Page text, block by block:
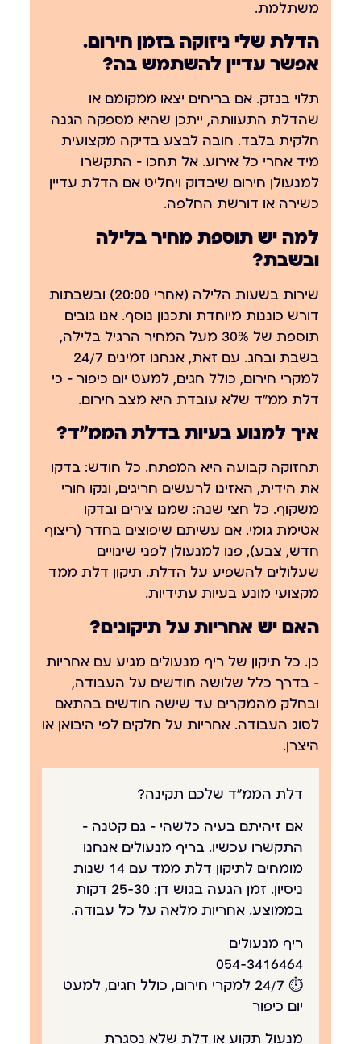
משתלמת.
הדלת שלי ניזוקה בזמן חירום.
אפשר עדיין להשתמש בה?
תלוי בנזק. אם בריחים יצאו ממקומם או
שהדלת התעוותה, ייתכן שהיא מספקה הגנה
חלקית בלבד. חובה לבצע בדיקה מקצועית
מיד אחרי כל אירוע. אל תחכו — התקשרו
למנעולן חירום שיבדוק ויחליט אם הדלת עדיין
כשירה או דורשת החלפה.
למה יש תוספת מחיר בלילה
ובשבת?
שירות בשעות הלילה (אחרי 20:00) ובשבתות
דורש כוננות מיוחדת ותכנון נוסף. אנו גובים
תוספת של 30% מעל המחיר הרגיל בלילה,
בשבת ובחג. עם זאת, אנחנו זמינים 24/7
למקרי חירום, כולל חגים, למעט יום כיפור — כי
דלת ממ״ד שלא עובדת היא מצב חירום.
איך למנוע בעיות בדלת הממ״ד?
תחזוקה קבועה היא המפתח. כל חודש: בדקו
את הידית, האזינו לרעשים חריגים, ונקו חורי
משקוף. כל חצי שנה: שמנו צירים ובדקו
אטימת גומי. אם עשיתם שיפוצים בחדר (ריצוף
חדש, צבע), פנו למנעולן לפני שינויים
שעלולים להשפיע על הדלת. תיקון דלת ממד
מקצועי מונע בעיות עתידיות.
האם יש אחריות על תיקונים?
כן. כל תיקון של ריף מנעולים מגיע עם אחריות
— בדרך כלל שלושה חודשים על העבודה,
ובחלק מהמקרים עד שישה חודשים בהתאם
לסוג העבודה. אחריות על חלקים לפי היבואן או
היצרן.
דלת הממ״ד שלכם תקינה?
אם זיהיתם בעיה כלשהי — גם קטנה —
התקשרו עכשיו. בריף מנעולים אנחנו
מומחים לתיקון דלת ממד
עם 14 שנות
ניסיון. זמן הגעה בגוש דן: 25-30 דקות
בממוצע. אחריות מלאה על כל עבודה.
ריף מנעולים
054-3416464
⏱ 24/7 למקרי חירום, כולל חגים, למעט
יום כיפור
מנעול תקוע או דלת שלא נסגרת